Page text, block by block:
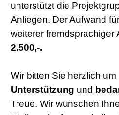
unterstützt die
Anliegen. Der Aufwand
weiterer
2.500,-.
Wir bitten Sie herzlich
Unterstützung und
Treue. Wir wünschen